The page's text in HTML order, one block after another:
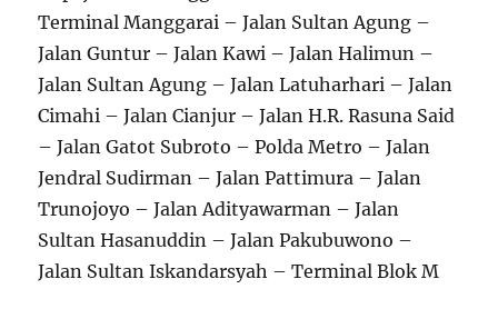
Terminal Manggarai – Jalan Sultan Agung –
Jalan Guntur – Jalan Kawi – Jalan Halimun –
Jalan Sultan Agung – Jalan Latuharhari – Jalan
Cimahi – Jalan Cianjur – Jalan H.R. Rasuna Said
– Jalan Gatot Subroto – Polda Metro – Jalan
Jendral Sudirman – Jalan Pattimura – Jalan
Trunojoyo – Jalan Adityawarman – Jalan
Sultan Hasanuddin – Jalan Pakubuwono –
Jalan Sultan Iskandarsyah – Terminal Blok M